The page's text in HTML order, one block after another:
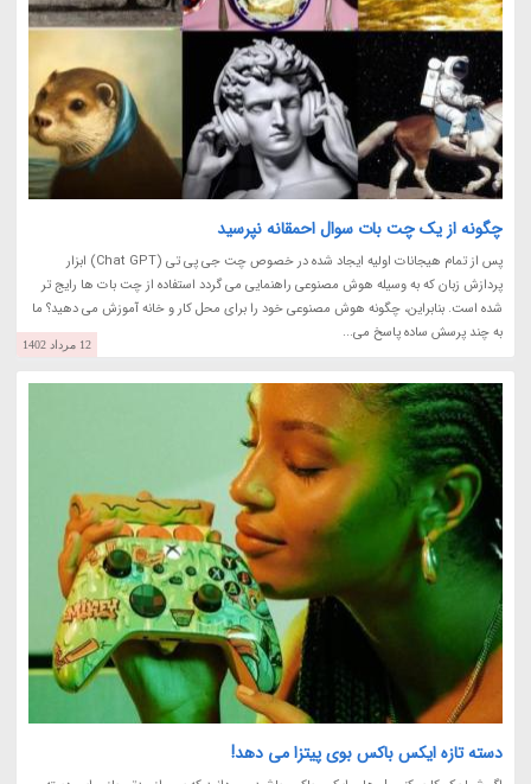
چگونه از یک چت بات سوال احمقانه نپرسید
پس از تمام هیجانات اولیه ایجاد شده در خصوص چت جی پی تی (Chat GPT) ابزار
پردازش زبان که به وسیله هوش مصنوعی راهنمایی می گردد استفاده از چت بات ها رایج تر
شده است. بنابراین، چگونه هوش مصنوعی خود را برای محل کار و خانه آموزش می دهید؟ ما
به چند پرسش ساده پاسخ می...
12 مرداد 1402
دسته تازه ایکس باکس بوی پیتزا می دهد!